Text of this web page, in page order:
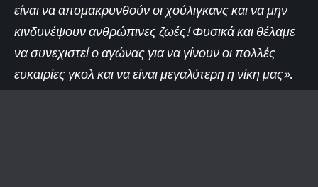
είναι να απομακρυνθούν οι χούλιγκανς και να μην
κινδυνέψουν ανθρώπινες ζωές! Φυσικά και θέλαμε
να συνεχιστεί ο αγώνας για να γίνουν οι πολλές
ευκαιρίες γκολ και να είναι μεγαλύτερη η νίκη μας».